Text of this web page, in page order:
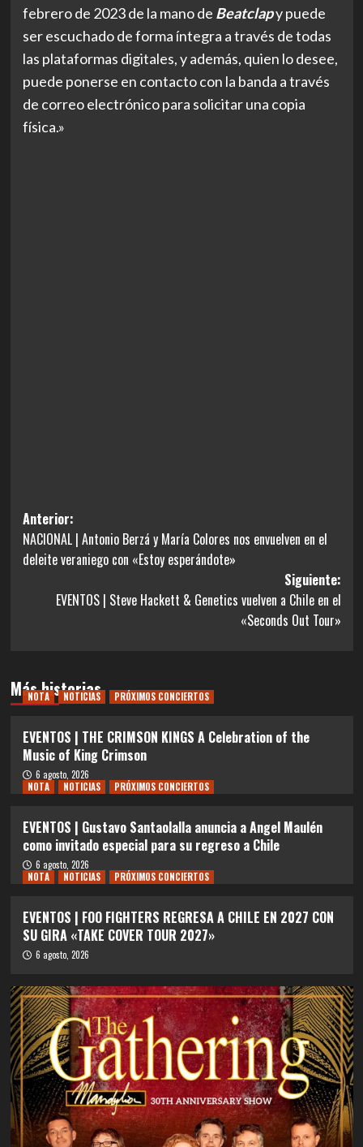
febrero de 2023 de la mano de Beatclapy puede
ser escuchado de forma íntegra a través de todas
las plataformas digitales, y además, quien lo desee,
puede ponerse en contacto con la banda a través
de correo electrónico para solicitar una copia
física.»
Navegación
de
entradas
Anterior:
NACIONAL | Antonio Berzá y María Colores nos envuelven en el
deleite veraniego con «Estoy esperándote»
Siguiente:
EVENTOS | Steve Hackett & Genetics vuelven a Chile en el
«Seconds Out Tour»
Más historias
NOTA NOTICIAS PRÓXIMOS CONCIERTOS
EVENTOS | THE CRIMSON KINGS A Celebration of the
Music of King Crimson
6 agosto, 2026
NOTA
NOTICIAS PRÓXIMOS CONCIERTOS
EVENTOS | Gustavo Santaolalla anuncia a Angel Maulén
como invitado especial para su regreso a Chile
6 agosto, 2026
NOTA
NOTICIAS PRÓXIMOS CONCIERTOS
EVENTOS | FOO FIGHTERS REGRESA A CHILE EN 2027 CON
SU GIRA «TAKE COVER TOUR 2027»
6 agosto, 2026